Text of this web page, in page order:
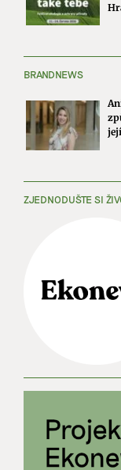
BRANDNEWS
ZJEDNODUŠTE SI